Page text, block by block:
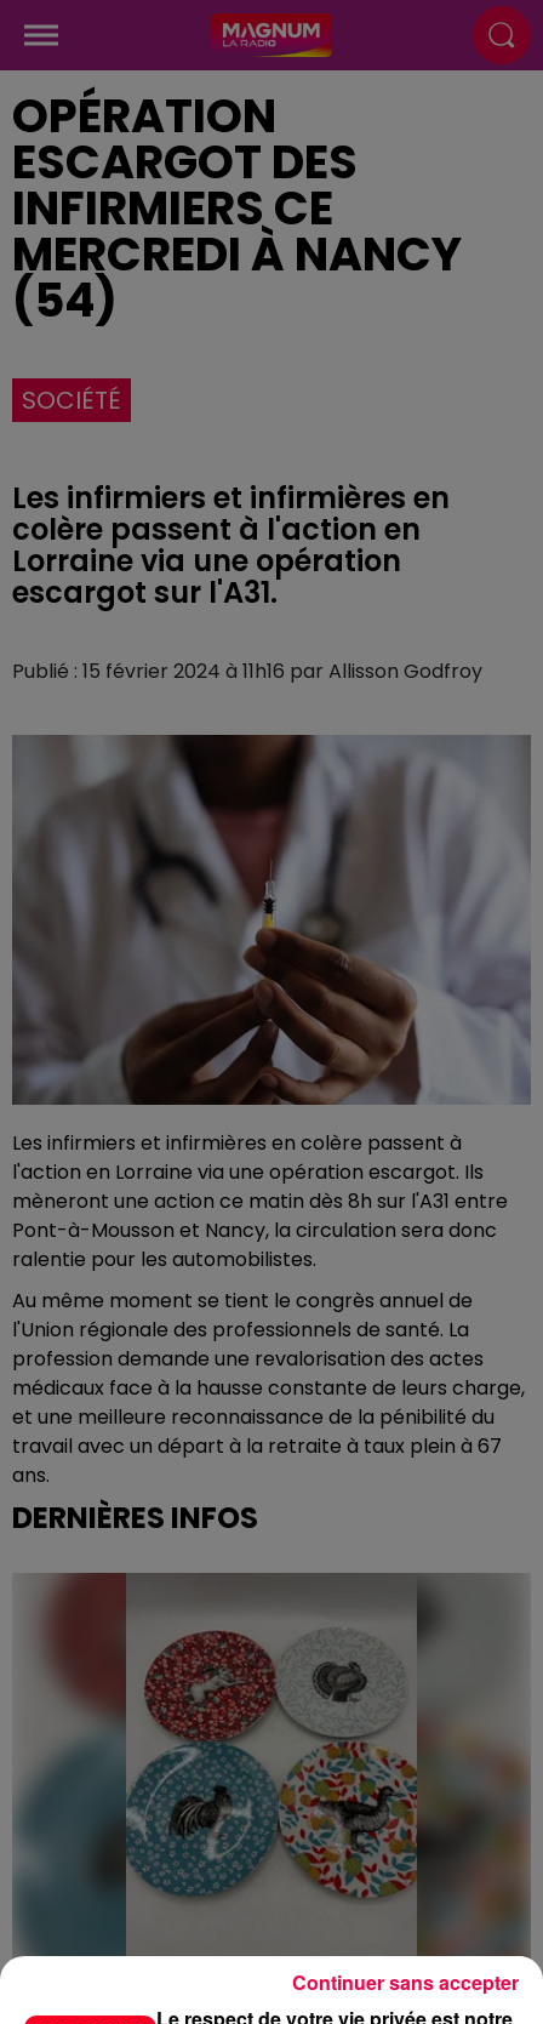
OPÉRATION
ESCARGOT DES
INFIRMIERS CE
MERCREDI À NANCY
(54)
SOCIÉTÉ
Les infirmiers et infirmières en
colère passent à l'action en
Lorraine via une opération
escargot sur l'A31.
Publié : 15 février 2024 à 11h16 par Allisson Godfroy
Les infirmiers et infirmières en colère passent à
l'action en Lorraine via une opération escargot. Ils
mèneront une action ce matin dès 8h sur l'A31 entre
Pont-à-Mousson et Nancy, la circulation sera donc
ralentie pour les automobilistes.
Au même moment se tient le congrès annuel de
l'Union régionale des professionnels de santé. La
profession demande une revalorisation des actes
médicaux face à la hausse constante de leurs charge,
et une meilleure reconnaissance de la pénibilité du
travail avec un départ à la retraite à taux plein à 67
ans.
DERNIÈRES INFOS
Des assiettes Linvosges rappelées pour
Continuer sans accepter